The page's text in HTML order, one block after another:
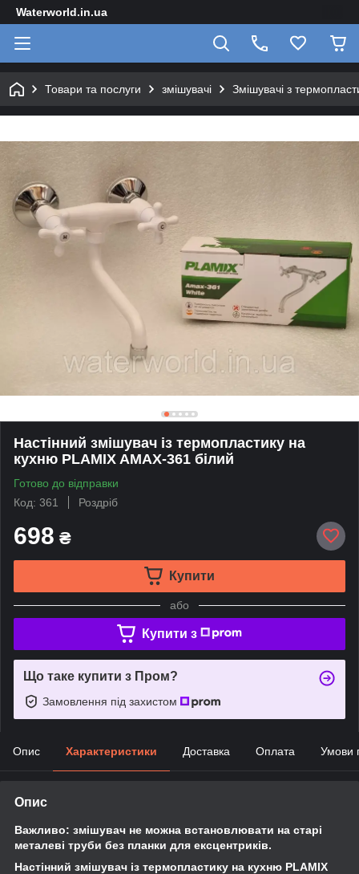
Waterworld.in.ua
Товари та послуги змішувачі Змішувачі з
Настінний змішувач із термопластику на
кухню PLAMIX AMAX-361 білий
Готово до відправки
Код: 361
Роздріб
698 ₴
Купити
або
Купити з
Що таке купити з Пром?
Замовлення під захистом
Опис Характеристики Доставка Оплата Умови
Опис
Важливо: змішувач не можна встановлювати на старі
металеві труби без планки для ексцентриків.
Настінний змішувач із термопластику на кухню PLAMIX